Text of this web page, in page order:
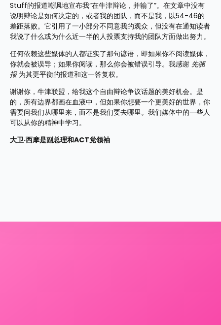
Stuff的报道嘲讽地宣布我“在牛津辩论，并输了”。在文章中没有
说明辩论是如何决定的，或者我的团队，而不是我，以54-46的
差距落败。它引用了一小部分不同意我的观众，但没有在通知读者
我说了什么或为什么近一半的人投票支持我的团队方面做出努力。
任何依赖这些媒体的人都证实了那句谚语，即如果你不阅读媒体，
你就会被误导；如果你阅读，那么你会被错误引导。我感谢 先驱
报 为其更平衡的报道和这一答复权。
谢谢你，牛津联盟，给我这个自由辩论争议话题的美好机会。是
的，所有边界都画在血液中，但如果你想要一个更美好的世界，你
需要问我们从哪里来，而不是我们要去哪里。我们媒体中的一些人
可以从你的精神中学习。
大卫·西摩是副总理和ACT党领袖